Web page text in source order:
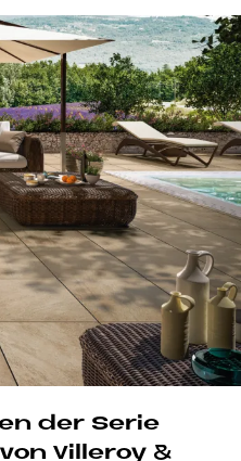
der Serie
Villeroy &